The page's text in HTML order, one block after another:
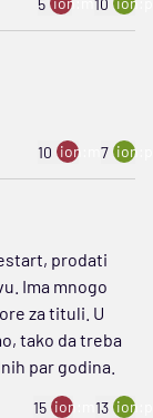
10 ion:minus
7
prodati
Ima mnogo
za tituli. U
tako da treba
par godina.
15 ion:minus
13